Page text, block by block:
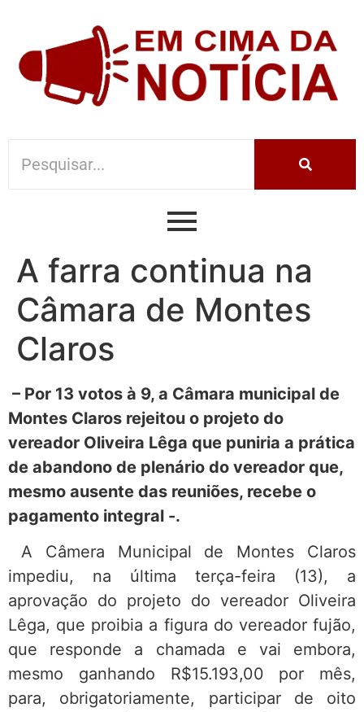
A farra continua na
Câmara de Montes
Claros
– Por 13 votos à 9, a Câmara municipal de
Montes Claros rejeitou o projeto do
vereador Oliveira Lêga que puniria a prática
de abandono de plenário do vereador que,
mesmo ausente das reuniões, recebe o
pagamento integral -.
A Câmera Municipal de Montes Claros
impediu, na última terça-feira (13), a
aprovação do projeto do vereador Oliveira
Lêga, que proibia a figura do vereador fujão,
que responde a chamada e vai embora,
mesmo ganhando R$15.193,00 por mês,
para, obrigatoriamente, participar de oito